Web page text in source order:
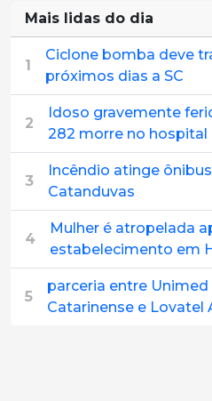
Mais lidas do dia
1
Ciclone bomba deve
próximos dias a SC
2
Idoso gravemente
282 morre no hospital
3
Incêndio atinge
Catanduvas
4
Mulher é atropelada
estabelecimento em
5
parceria entre
Catarinense e Lovatel